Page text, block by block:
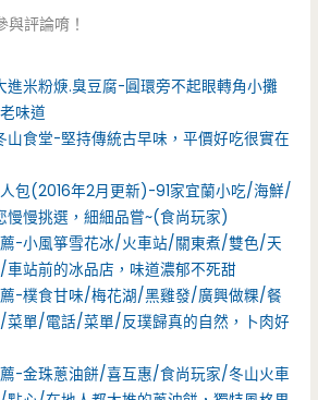
評論唷！
進米粉焿.臭豆腐-圓環旁不起眼轉角小攤
味道
山食堂-堅持傳統古早味，平價好吃很實在
包(2016年2月更新)-91家宜蘭小吃/海鮮/
慢慢挑選，細細品嘗~(食尚玩家)
-小風箏雪花冰/火車站/關東煮/雙色/天
站前的冰品店，味道濃郁不死甜
-樸食甘味/梅花湖/黑雞發/廣興做粿/餐
單/電話/菜單/反璞歸真的自然，卜肉好
-金珠蔥油餅/喜互惠/食尚玩家/冬山火車